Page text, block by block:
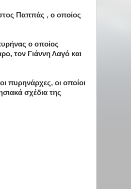
Παππάς , ο οποίος
ο οποίος
τον Γιάννη Λαγό και
πυρηνάρχες, οι οποίοι
σχέδια της